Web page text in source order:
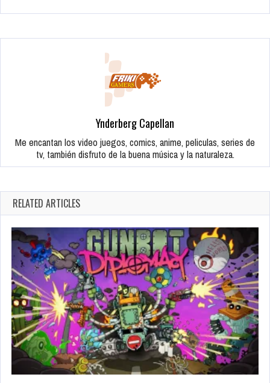
Ynderberg Capellan
Me encantan los video juegos, comics, anime, peliculas, series de
tv, también disfruto de la buena música y la naturaleza.
RELATED ARTICLES